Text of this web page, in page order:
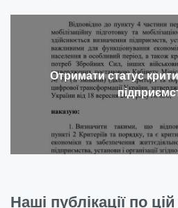
Отримати статус
Наші публікації по